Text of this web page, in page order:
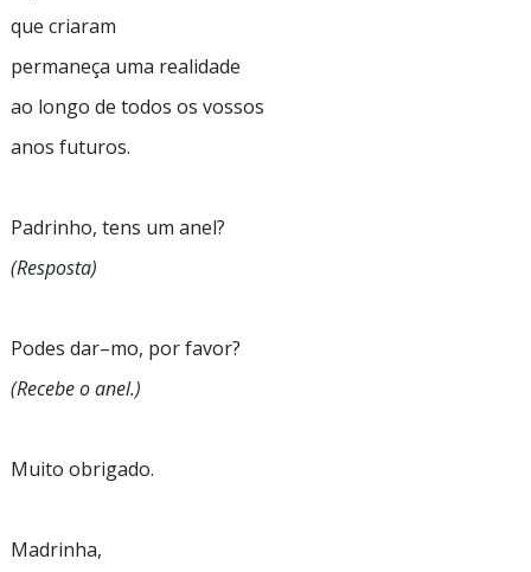
que criaram
permaneça uma realidade
ao longo de todos os vossos
anos futuros.
Padrinho, tens um anel?
(Resposta)
Podes dar–mo, por favor?
(Recebe o anel.)
Muito obrigado.
Madrinha,